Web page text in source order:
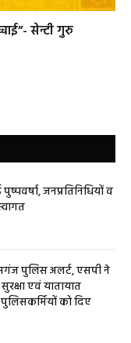
सेन्टी गुरु
जनप्रतिनिधियों व
पुलिस अलर्ट, एसपी ने
एवं यातायात
को दिए